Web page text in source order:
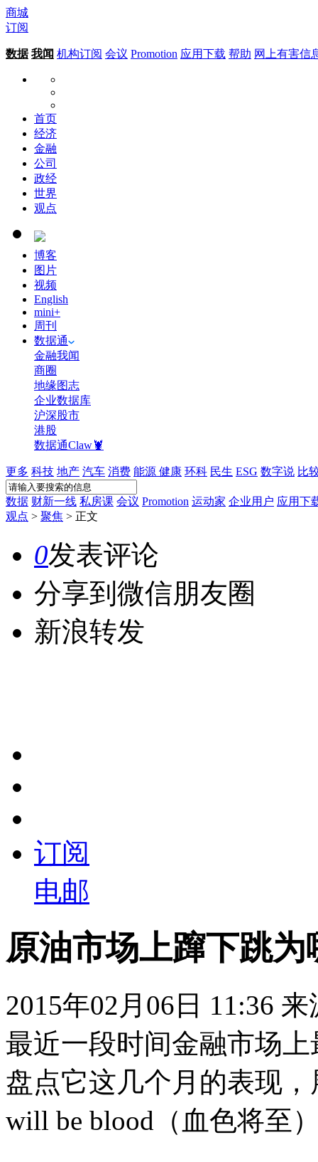
商城
订阅
数据 我闻 机构订阅 会议 Promotion 应用下载 帮助 网上有害信
首页
经济
金融
公司
政经
世界
观点
博客
图片
视频
English
mini+
周刊
数据通
金融我闻
商圈
地缘图志
企业数据库
沪深股市
港股
数据通Claw🦞
更多 科技 地产 汽车 消费 能源 健康 环科 民生 ESG 数字说 比
数据 财新一线 私房课 会议 Promotion 运动家 企业用户 应用下
观点 > 聚焦 > 正文
0发表评论
分享到微信朋友圈
新浪转发
订阅
电邮
原油市场上蹿下跳
2015年02月06日 11:36
最近一段时间金融市场
盘点它这几个月的表现
will be blood（血色将至